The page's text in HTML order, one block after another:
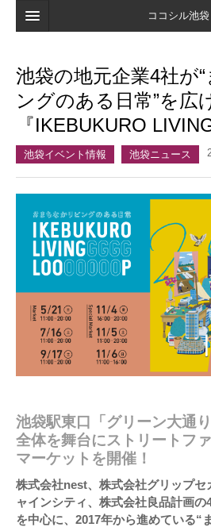
ココシル池袋
検索
店舗・施設最新情報
口コミ
マイページ
ブックマーク
池袋の地元企業4社が
ングのある日常”を広
『IKEBUKURO
池袋イベント情報 池袋ニュース
池袋駅東口「グリーン大通
全体を舞台にストリートフ
マーケットを開催！
株式会社nest、株式会社グリップセ
ャインシティ、株式会社良品計画
を中心に、2017年から進めている“